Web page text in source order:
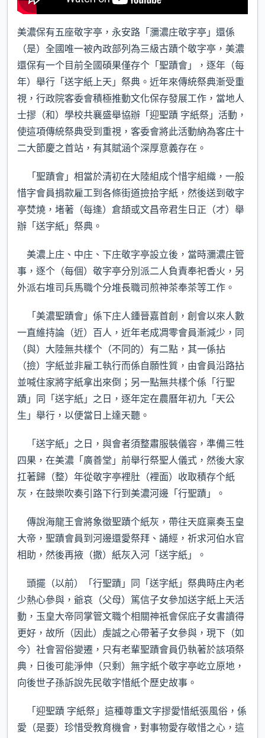
美濃保有五座敬字亭，永安路「瀰濃庄敬字亭」還係
（是）全國唯一被內政部列為三級古蹟个敬字亭，美濃
還保有一个目前全國碩果僅存个「聖蹟會」，逐年（每
年）舉行「送字紙上天」祭典。近年來傳統祭典漸受重
視，行政院客委會積極推動文化保存發展工作，當地人
士摎（和）學校共襄盛舉協辦「迎聖蹟 字紙祭」活動，
使這項傳統祭典受到重視，客委會將此活動納為客庄十
二大節慶之首站，有其賦涵个深厚意義存在。
「聖蹟會」相當於清初在大陸組成个惜字組織，一般
惜字會員捐款雇工到各條街道撿拾字紙，然後送到敬字
亭焚燒，堵著（每逢）倉頡或文昌帝君生日正（才）舉
辦「送字紙」祭典。
美濃上庄、中庄、下庄敬字亭設立後，當時瀰濃庄管
事，逐个（每個）敬字亭分別派二人負責奉祀香火，另
外派右堆司兵馬職个分堆長職司煎神茶奉茶等工作。
「美濃聖蹟會」係下庄人鍾晉嘉首創，創會以來人數
一直維持論（近）百人，近年老成凋零會員漸減少，同
（與）大陸無共樣个（不同的）有二點，其一係拈
（撿）字紙並非雇工執行而係自願性質，由會員沿路拈
並喊住家將字紙拿出來倒；另一點無共樣个係「行聖
蹟」同「送字紙」之日，逐年定在農曆年初九「天公
生」舉行，以便當日上達天聽。
「送字紙」之日，與會者須整肅服裝儀容，準備三牲
四果，在美濃「廣善堂」前舉行祭聖人儀式，然後大家
扛著歸（整）年從敬字亭裡肚（裡面）收取積存个紙
灰，在鼓樂吹奏引路下行到美濃河邊「行聖蹟」。
傳說海龍王會將象徵聖蹟个紙灰，帶往天庭稟奏玉皇
大帝，聖蹟會員到河邊還愛祭拜、誦經，祈求河伯水官
相助，然後再掖（撒）紙灰入河「送字紙」。
頭擺（以前）「行聖蹟」同「送字紙」祭典時庄內老
少熱心參與，爺哀（父母）篤信子女參加送字紙上天活
動，玉皇大帝同掌管文職个相關神祇會保庇子女書讀得
更好，故所（因此）虔誠之心帶著子女參與，現下（如
今）社會習俗變遷，只有老輩聖蹟會員仍執著於該項祭
典，日後可能淨伸（只剩）無字紙个敬字亭屹立原地，
向後世子孫訴說先民敬字惜紙个歷史故事。
「迎聖蹟 字紙祭」這種尊重文字摎愛惜紙張風俗，係
愛（是要）珍惜受教育機會，對事物愛存敬惜之心，這